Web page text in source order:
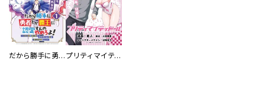
だから勝手に勇者とか覇王に認定すんのやめろよ！～エルフ族も国王様もひれ伏すほど俺は偉大な役割らしい～ 連載版 プリティマイティドール 連載版